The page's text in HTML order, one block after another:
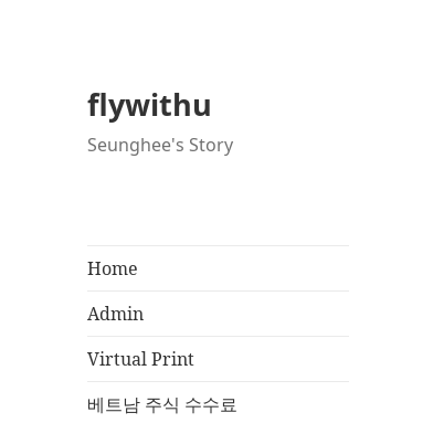
flywithu
Seunghee's Story
Home
Admin
Virtual Print
베트남 주식 수수료